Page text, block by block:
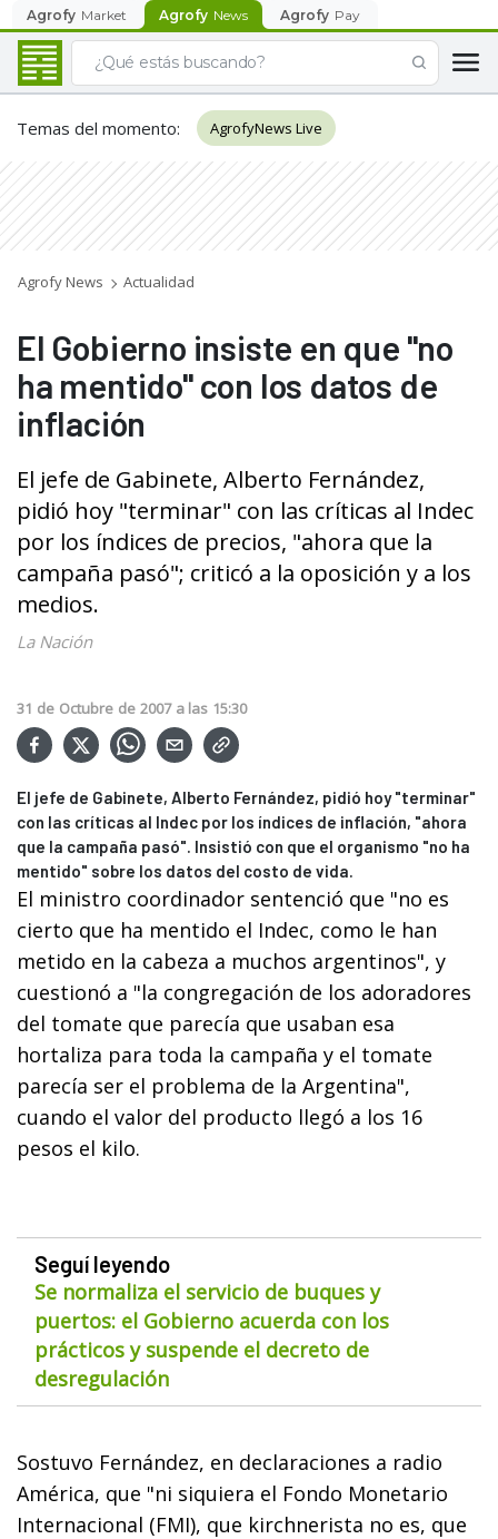
Agrofy Market Agrofy News Agrofy Pay
Temas del momento: AgrofyNews Live
Agrofy News Actualidad
El Gobierno insiste en que "no
ha mentido" con los datos de
inflación
El jefe de Gabinete, Alberto Fernández,
pidió hoy "terminar" con las críticas al Indec
por los índices de precios, "ahora que la
campaña pasó"; criticó a la oposición y a los
medios.
La Nación
31 de Octubre de 2007 a las 15:30
El jefe de Gabinete, Alberto Fernández, pidió hoy "terminar"
con las críticas al Indec por los índices de inflación, "ahora
que la campaña pasó". Insistió con que el organismo "no ha
mentido" sobre los datos del costo de vida.
El ministro coordinador sentenció que "no es
cierto que ha mentido el Indec, como le han
metido en la cabeza a muchos argentinos", y
cuestionó a "la congregación de los adoradores
del tomate que parecía que usaban esa
hortaliza para toda la campaña y el tomate
parecía ser el problema de la Argentina",
cuando el valor del producto llegó a los 16
pesos el kilo.
Seguí leyendo
Se normaliza el servicio de buques y
puertos: el Gobierno acuerda con los
prácticos y suspende el decreto de
desregulación
Sostuvo Fernández, en declaraciones a radio
América, que "ni siquiera el Fondo Monetario
Internacional (FMI), que kirchnerista no es, que